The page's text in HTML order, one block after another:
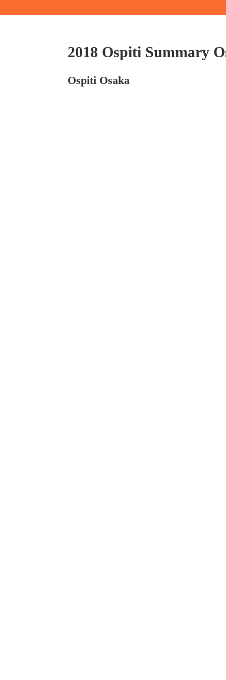
2018 Ospiti Summary
Ospiti Osaka